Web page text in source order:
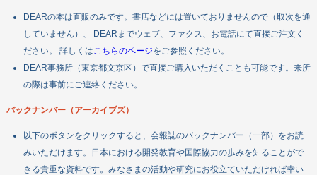
DEARの本は直販のみです。書店などには置いておりませんので（取次を通
していません）、 DEARまでウェブ、ファクス、お電話にて直接ご注文く
ださい。 詳しくはこちらのページをご参照ください。
DEAR事務所（東京都文京区）で直接ご購入いただくことも可能です。来所
の際は事前にご連絡ください。
バックナンバー（アーカイブズ）
以下のボタンをクリックすると、会報誌のバックナンバー（一部）をお読
みいただけます。日本における開発教育や国際協力の歩みを知ることがで
きる貴重な資料です。みなさまの活動や研究にお役立ていただければ幸い